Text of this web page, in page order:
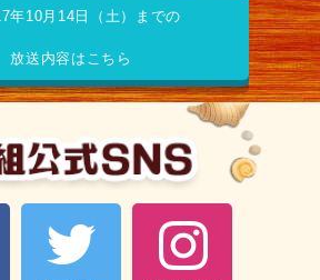
年10月14日（土）までの
放送内容はこちら
facebook Twitter